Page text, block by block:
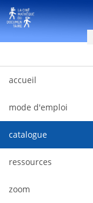
Saut au contenu
accueil
mode d'emploi
catalogue
ressources
zoom